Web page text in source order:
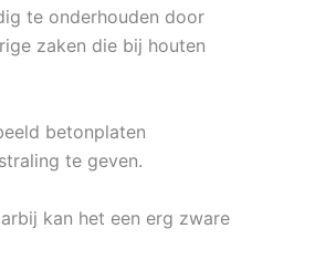
te onderhouden door
zaken die bij houten
betonplaten
te geven.
kan het een erg zware